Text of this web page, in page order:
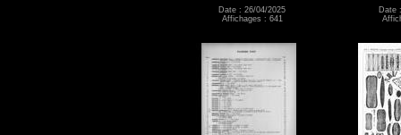
Date : 26/04/2025
Affichages : 641
Date